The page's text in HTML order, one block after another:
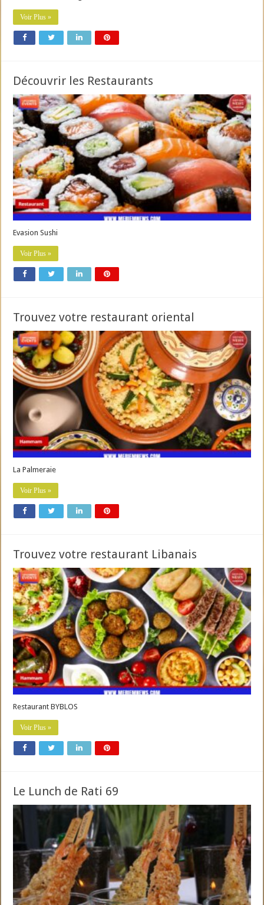
Voir Plus »
Découvrir les Restaurants
Evasion Sushi
Voir Plus »
Trouvez votre restaurant oriental
La Palmeraie
Voir Plus »
Trouvez votre restaurant Libanais
Restaurant BYBLOS
Voir Plus »
Le Lunch de Rati 69